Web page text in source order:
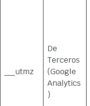
__utmz
De
Terceros
(Google
Analytics
)